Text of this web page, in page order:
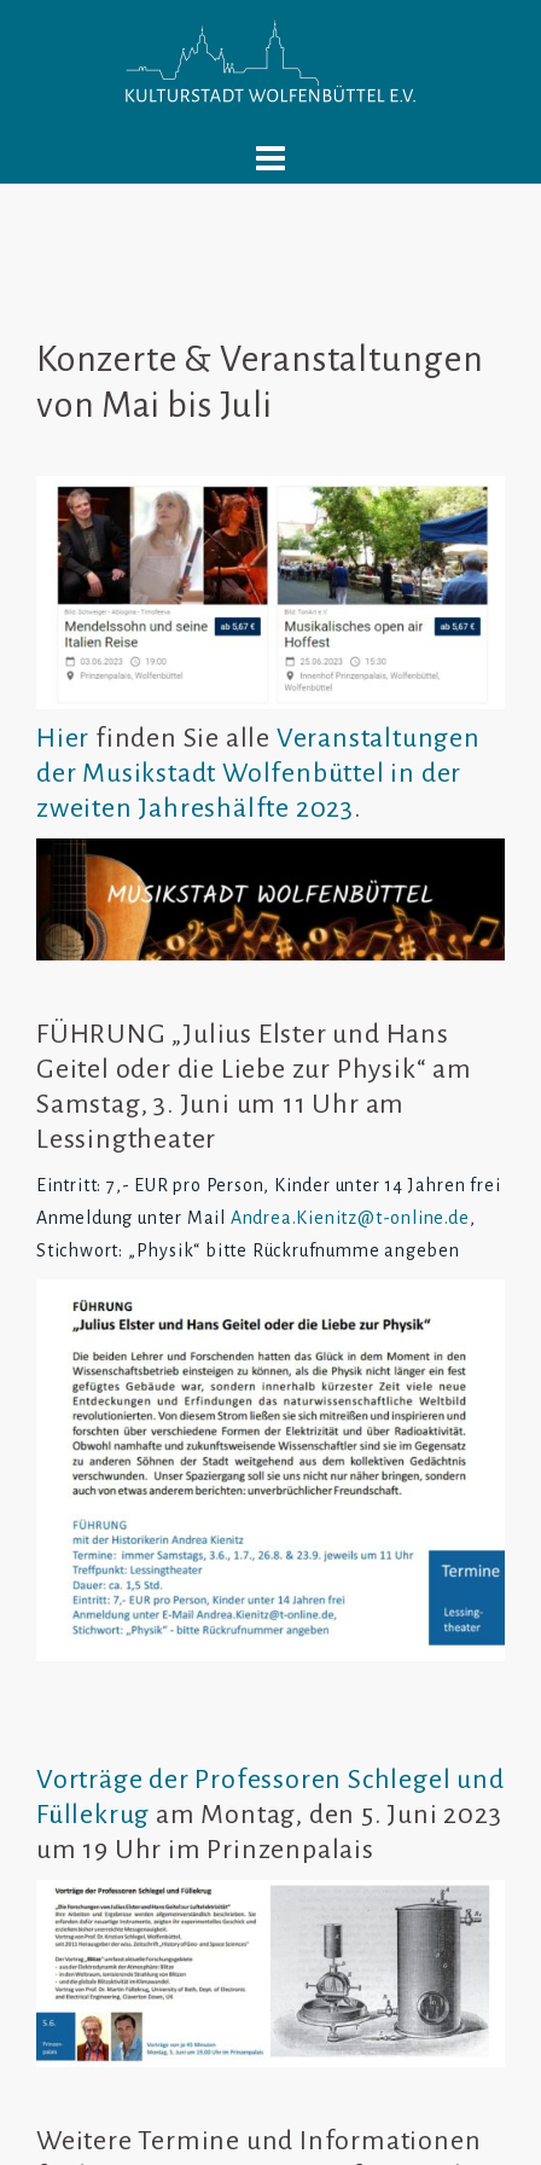
Konzerte & Veranstaltungen
von Mai bis Juli
Hier finden Sie alle Veranstaltungen
der Musikstadt Wolfenbüttel in der
zweiten Jahreshälfte 2023.
FÜHRUNG „Julius Elster und Hans
Geitel oder die Liebe zur Physik“ am
Samstag, 3. Juni um 11 Uhr am
Lessingtheater
Eintritt: 7,- EUR pro Person, Kinder unter 14 Jahren frei
Anmeldung unter Mail Andrea.Kienitz@t-online.de,
Stichwort: „Physik“ bitte Rückrufnumme angeben
Vorträge der Professoren Schlegel und
Füllekrug am Montag, den 5. Juni 2023
um 19 Uhr im Prinzenpalais
Weitere Termine und Informationen